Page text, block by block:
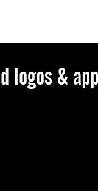
logos &